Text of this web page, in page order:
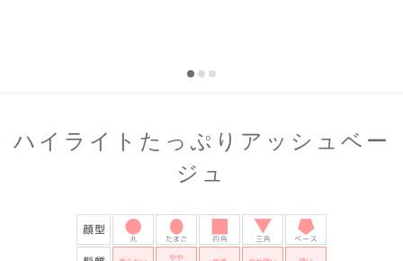
ハイライトたっぷりアッシュベー
ジュ